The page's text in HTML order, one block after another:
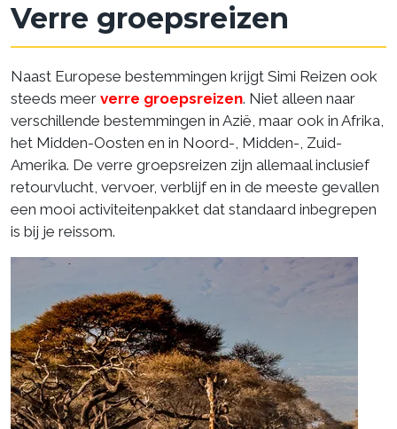
Verre groepsreizen
Naast Europese bestemmingen krijgt Simi Reizen ook
steeds meer verre groepsreizen. Niet alleen naar
verschillende bestemmingen in Azië, maar ook in Afrika,
het Midden-Oosten en in Noord-, Midden-, Zuid-
Amerika. De verre groepsreizen zijn allemaal inclusief
retourvlucht, vervoer, verblijf en in de meeste gevallen
een mooi activiteitenpakket dat standaard inbegrepen
is bij je reissom.